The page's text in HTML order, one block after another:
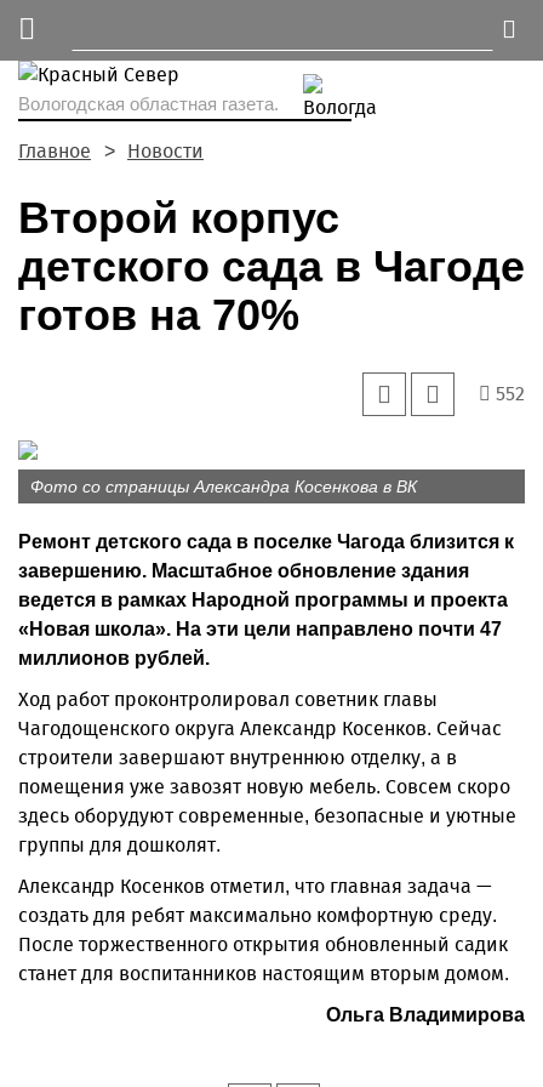
Вологодская областная газета.
Главное Новости
Второй корпус
детского сада в Чагоде
готов на 70%
552
Фото со страницы Александра Косенкова в ВК
Ремонт детского сада в поселке Чагода близится к
завершению. Масштабное обновление здания
ведется в рамках Народной программы и проекта
«Новая школа». На эти цели направлено почти 47
миллионов рублей.
Ход работ проконтролировал советник главы
Чагодощенского округа Александр Косенков. Сейчас
строители завершают внутреннюю отделку, а в
помещения уже завозят новую мебель. Совсем скоро
здесь оборудуют современные, безопасные и уютные
группы для дошколят.
Александр Косенков отметил, что главная задача —
создать для ребят максимально комфортную среду.
После торжественного открытия обновленный садик
станет для воспитанников настоящим вторым домом.
Ольга Владимирова